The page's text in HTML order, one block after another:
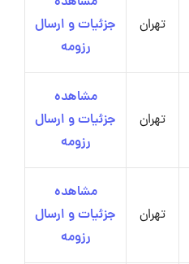
تهران
جزئیات و ارسال
رزومه
تهران
مشاهده
جزئیات و ارسال
رزومه
تهران
مشاهده
جزئیات و ارسال
رزومه